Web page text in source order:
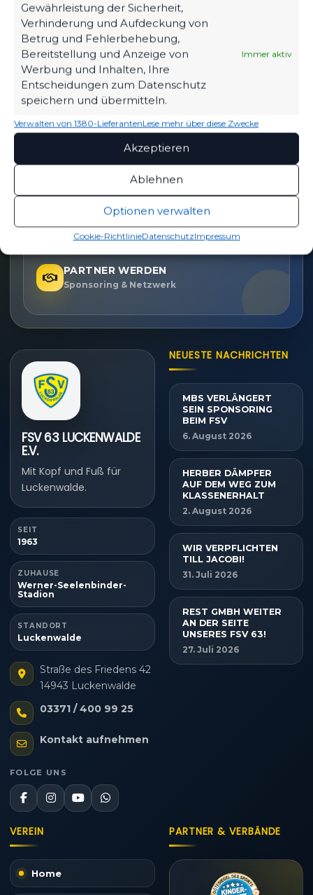
Gewährleistung der Sicherheit,
Verhinderung und Aufdeckung von
Betrug und Fehlerbehebung,
Bereitstellung und Anzeige von
Werbung und Inhalten, Ihre
Entscheidungen zum Datenschutz
speichern und übermitteln.
Immer aktiv
Verwalten von 1380-LieferantenLese mehr über diese Zwecke
Akzeptieren
Ablehnen
Optionen verwalten
Cookie-RichtlinieDatenschutzImpressum
DEIN HEIMSPIEL. DEIN FSV.
Tickets, Spielplan, News und Vereinsinfos – alles
kompakt auf einen Blick.
TICKETS
Eintrittspreise & Spieltag
PARTNER WERDEN
Sponsoring & Netzwerk
FSV 63 LUCKENWALDE
E.V.
Mit Kopf und Fuß für
Luckenwalde.
SEIT
1963
ZUHAUSE
Werner-Seelenbinder-
Stadion
STANDORT
Luckenwalde
Straße des Friedens 42
14943 Luckenwalde
03371 / 400 99 25
Kontakt aufnehmen
FOLGE UNS
NEUESTE NACHRICHTEN
MBS VERLÄNGERT
SEIN SPONSORING
BEIM FSV
6. August 2026
HERBER DÄMPFER
AUF DEM WEG ZUM
KLASSENERHALT
2. August 2026
WIR VERPFLICHTEN
TILL JACOBI!
31. Juli 2026
REST GMBH WEITER
AN DER SEITE
UNSERES FSV 63!
27. Juli 2026
VEREIN
Home
PARTNER & VERBÄNDE